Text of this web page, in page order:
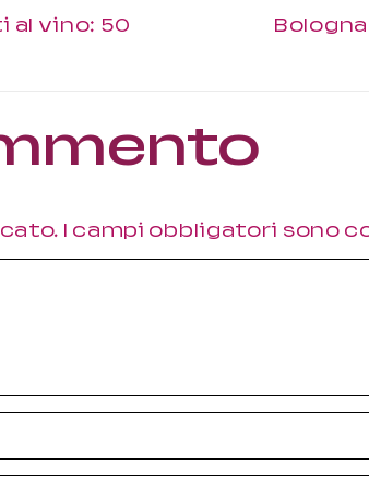
al vino: 50
I campi obbligatori sono